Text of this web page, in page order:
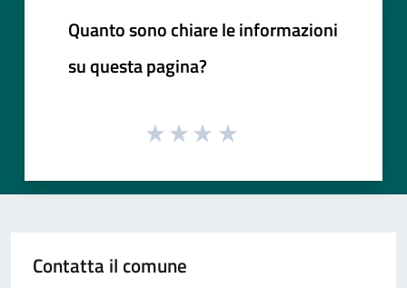
Quanto sono chiare le informazioni
su questa pagina?
Contatta il comune